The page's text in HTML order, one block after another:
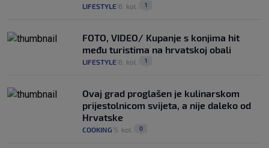
LIFESTYLE 6. kol. 1
FOTO, VIDEO/ Kupanje s konjima hit
među turistima na hrvatskoj obali
LIFESTYLE 6. kol. 1
Ovaj grad proglašen je kulinarskom
prijestolnicom svijeta, a nije daleko od
Hrvatske
COOKING 5. kol. 0